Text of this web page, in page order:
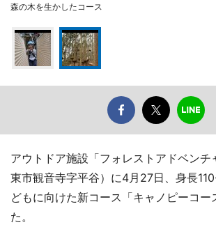
森の木を生かしたコース
アウトドア施設「フォレストアドベンチ
東市観音寺字平谷）に4月27日、身長
どもに向けた新コース「キャノピーコー
た。